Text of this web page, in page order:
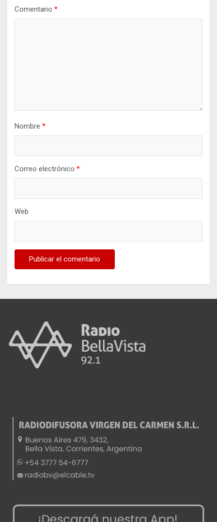
Comentario *
Nombre *
Correo electrónico *
Web